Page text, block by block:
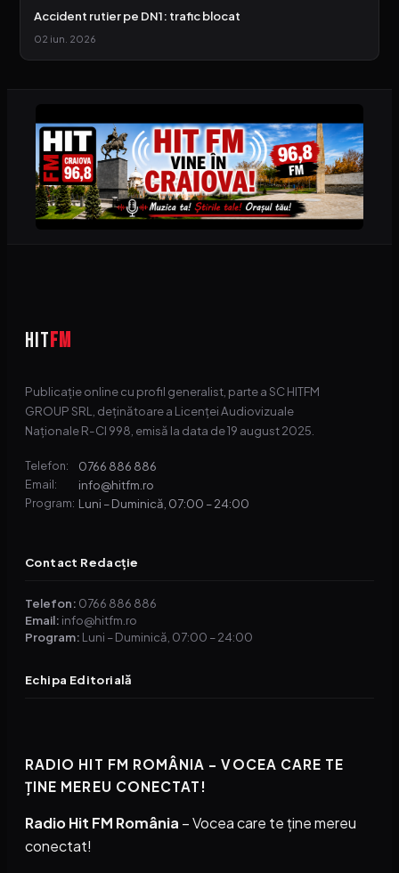
Accident rutier pe DN1: trafic blocat
02 iun. 2026
HITFM
Publicație online cu profil generalist, parte a SC HITFM
GROUP SRL, deținătoare a Licenței Audiovizuale
Naționale R-CI 998, emisă la data de 19 august 2025.
Telefon: 0766 886 886
Email: info@hitfm.ro
Program: Luni – Duminică, 07:00 – 24:00
Contact Redacție
Telefon: 0766 886 886
Email: info@hitfm.ro
Program: Luni – Duminică, 07:00 – 24:00
Echipa Editorială
RADIO HIT FM ROMÂNIA – VOCEA CARE TE
ȚINE MEREU CONECTAT!
Radio Hit FM România – Vocea care te ține mereu
conectat!